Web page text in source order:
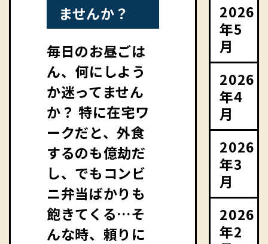
ませんか？
毎日のお昼ごは
ん、何にしよう
か迷ってません
か？ 特に在宅ワ
ークだと、外食
するのも億劫だ
し、でもコンビ
ニ弁当ばかりも
飽きてくる…そ
んな時、頼りに
2026
年5
月
2026
年4
月
2026
年3
月
2026
年2